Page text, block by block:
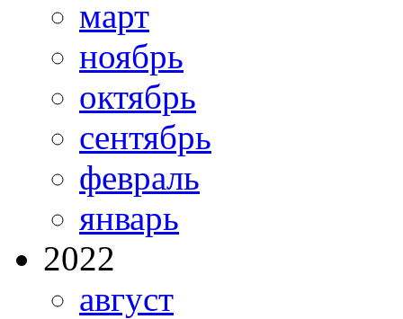
март
ноябрь
октябрь
сентябрь
февраль
январь
2022
август